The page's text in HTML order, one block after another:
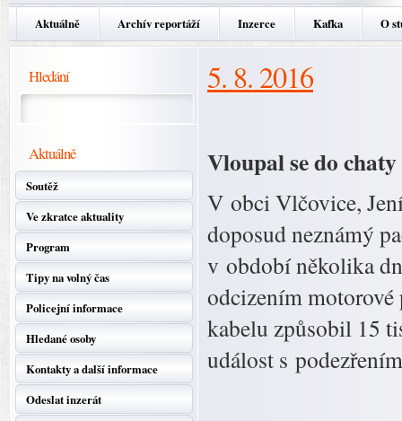
Aktuálně Archív reportáží Inzerce Kafka O
Hledání
Aktuálně
Soutěž
Ve zkratce aktuality
Program
Tipy na volný čas
Policejní informace
Hledané osoby
Kontakty a další informace
Odeslat inzerát
5. 8. 2016
Vloupal se do chaty
V obci Vlčovice,
doposud neznámý
v období několika
odcizením
kabelu způsobil 15
událost s